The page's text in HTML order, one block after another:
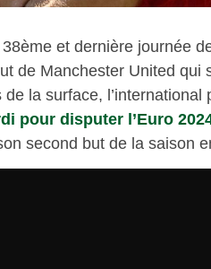
et dernière journée
de Manchester United qui
la surface, l’international
pour disputer l’Euro
second but de la saison